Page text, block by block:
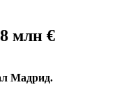
млн €
Мадрид.